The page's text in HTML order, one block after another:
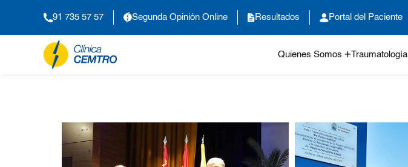
91 735 57 57 Segunda Opinión Online Resultados Portal del Paciente
Quienes Somos Traumatología